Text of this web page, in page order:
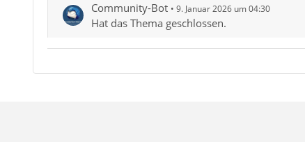
Community-Bot 9. Januar 2026 um 04:30
Hat das Thema geschlossen.